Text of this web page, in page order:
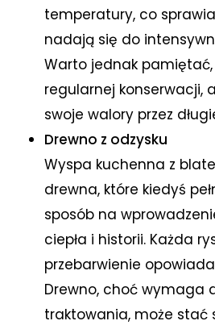
temperatury, co
nadają się do
Warto jednak
regularnej konserwacji,
swoje walory przez
Drewno z odzysku
Wyspa kuchenna z
drewna, które kiedyś
sposób na
ciepła i historii. Każda
przebarwienie
Drewno, choć wymaga
traktowania, może stać